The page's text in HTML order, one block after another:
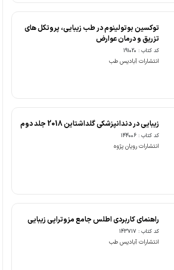
توکسین بوتولینوم در طب زیبایی، پروتکل های
تزریق و درمان عوارض
کد کتاب : 191020
انتشارات آبادیس طب
زیبایی در دندانپزشکی گلداشتاین 2018 جلد دوم
کد کتاب : 144006
انتشارات رویان پژوه
راهنمای کاربردی اطلس جامع مزوتراپی زیبایی
کد کتاب : 143717
انتشارات آبادیس طب